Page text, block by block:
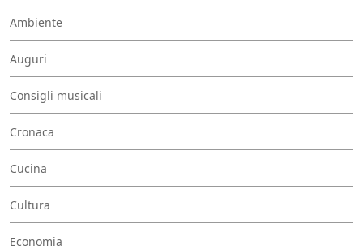
Ambiente
Auguri
Consigli musicali
Cronaca
Cucina
Cultura
Economia